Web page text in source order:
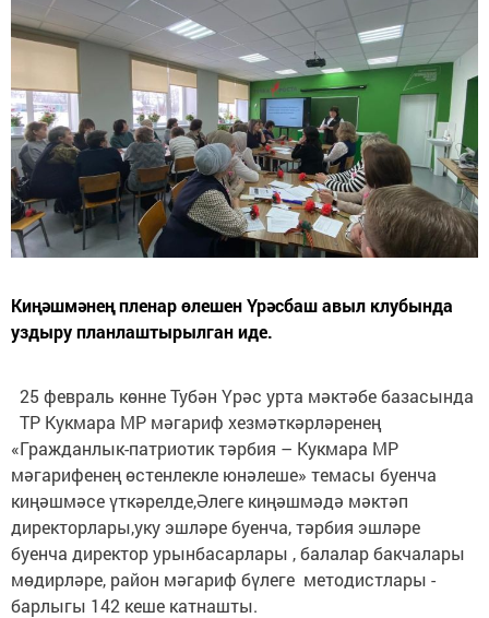
Киңәшмәнең пленар өлешен Үрәсбаш авыл клубында
уздыру планлаштырылган иде.
25 февраль көнне Тубән Үрәс урта мәктәбе базасында
ТР Кукмара МР мәгариф хезмәткәрләренең
«Гражданлык-патриотик тәрбия – Кукмара МР
мәгарифенең өстенлекле юнәлеше» темасы буенча
киңәшмәсе үткәрелде,Әлеге киңәшмәдә мәктәп
директорлары,уку эшләре буенча, тәрбия эшләре
буенча директор урынбасарлары , балалар бакчалары
мөдирләре, район мәгариф бүлеге методистлары -
барлыгы 142 кеше катнашты.